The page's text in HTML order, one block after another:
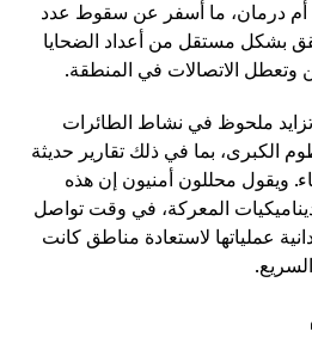
درمان، ما أسفر عن سقوط عدد
بشكل مستقل من أعداد الضحايا
وتعطل الاتصالات في المنطقة.
ملحوظ في نشاط الطائرات
الكبرى، بما في ذلك تقارير حديثة
ويقول محللون أمنيون إن هذه
المعركة، في وقت تواصل
عملياتها لاستعادة مناطق كانت